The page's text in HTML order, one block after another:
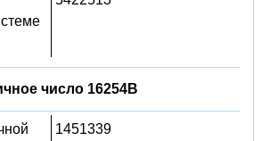
число 16254B
1451339